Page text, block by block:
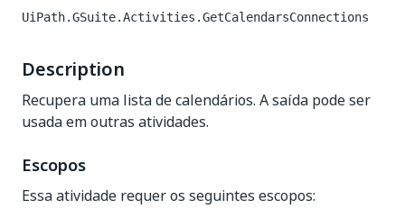
UiPath.GSuite.Activities.GetCalendarsConnections
Description
Recupera uma lista de calendários. A saída pode ser
usada em outras atividades.
Escopos
Essa atividade requer os seguintes escopos: